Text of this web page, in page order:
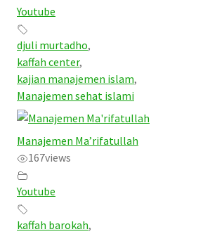
Youtube
djuli murtadho,
kaffah center,
kajian manajemen islam,
Manajemen sehat islami
Manajemen Ma’rifatullah
167views
Youtube
kaffah barokah,